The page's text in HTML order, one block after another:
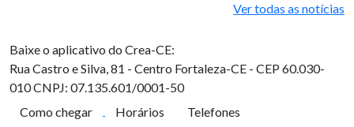
Ver todas as notícias
Baixe o aplicativo do Crea-CE:
Rua Castro e Silva, 81 - Centro Fortaleza-CE - CEP 60.030-
010CNPJ: 07.135.601/0001-50
Como chegar
Horários
Telefones